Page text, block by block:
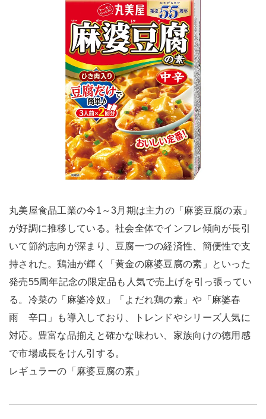
丸美屋食品工業の今1～3月期は主力の「麻婆豆腐の素」
が好調に推移している。社会全体でインフレ傾向が長引
いて節約志向が深まり、豆腐一つの経済性、簡便性で支
持された。鶏油が輝く「黄金の麻婆豆腐の素」といった
発売55周年記念の限定品も人気で売上げを引っ張ってい
る。冷菜の「麻婆冷奴」「よだれ鶏の素」や「麻婆春
雨 辛口」も導入しており、トレンドやシリーズ人気に
対応。豊富な品揃えと確かな味わい、家族向けの徳用感
で市場成長をけん引する。
レギュラーの「麻婆豆腐の素」